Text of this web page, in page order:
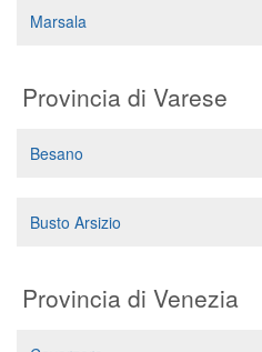
Marsala
Provincia di Varese
Besano
Busto Arsizio
Provincia di Venezia